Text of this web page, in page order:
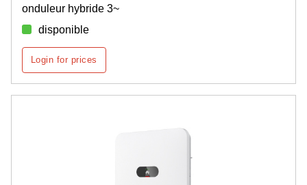
onduleur hybride 3~
disponible
Login for prices